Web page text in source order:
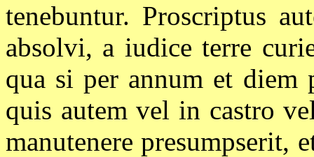
tenebuntur. Proscriptus
absolvi, a iudice terre
qua si per annum et diem
quis autem vel in castro
manutenere presumpserit,